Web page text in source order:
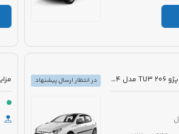
مزایده دولتی خودرو پژو 206 TU3 مدل 1394 رنگ سفید
در انتظار ارسال پیشنهاد